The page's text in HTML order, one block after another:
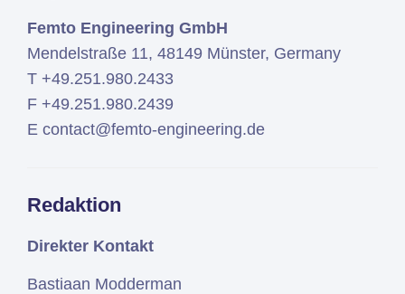
HEEDS
SDC
HyperWorks
Femto Engineering GmbH
Mendelstraße 11, 48149 Münster, Germany
T +49.251.980.2433
F +49.251.980.2439
E contact@femto-engineering.de
Redaktion
Direkter Kontakt
Bastiaan Modderman